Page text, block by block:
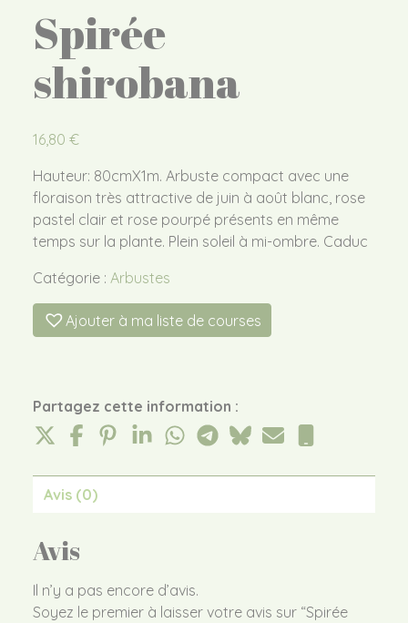
Spirée
shirobana
16,80 €
Hauteur: 80cmX1m. Arbuste compact avec une
floraison très attractive de juin à août blanc, rose
pastel clair et rose pourpé présents en même
temps sur la plante. Plein soleil à mi-ombre. Caduc
Catégorie : Arbustes
Ajouter à ma liste de courses
Partagez cette information :
Avis (0)
Avis
Il n’y a pas encore d’avis.
Soyez le premier à laisser votre avis sur “Spirée